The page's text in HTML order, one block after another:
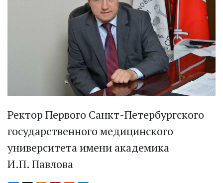
Ректор Первого Санкт-Петербургского
государственного медицинского
университета имени академика
И.П. Павлова